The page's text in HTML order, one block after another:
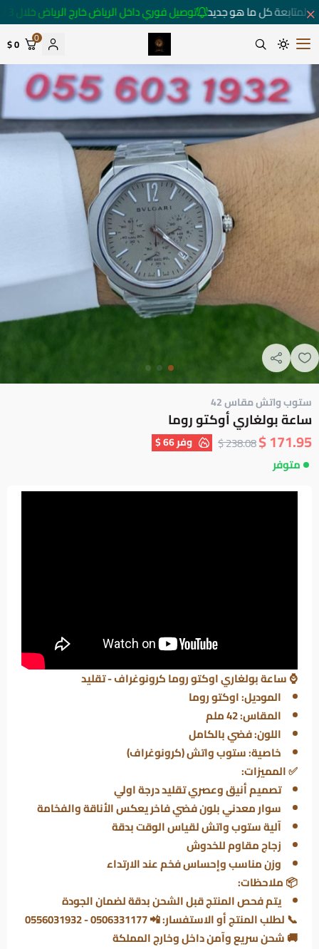
لمتابعة كل ما هو جديد توصيل فوري داخل الرياض خارج الرياض خلال 3 أيام 🚚
متجر ساعات رومانس
0
0 $
ستوب واتش مقاس 42
ساعة بولغاري أوكتو روما
171.95 $
238.08 $ وفر66 $
متوفر
⌚ساعة بولغاري اوكتو روما كرونوغراف - تقليد
الموديل: اوكتو روما
المقاس: 42 ملم
اللون: فضي بالكامل
خاصية: ستوب واتش (كرونوغراف)
✅المميزات:
تصميم أنيق وعصري تقليد درجة اولي
سوار معدني بلون فضي فاخر يعكس الأناقة والفخامة
آلية ستوب واتش لقياس الوقت بدقة
زجاج مقاوم للخدوش
وزن مناسب وإحساس فخم عند الارتداء
📦 ملاحظات:
يتم فحص المنتج قبل الشحن بدقة لضمان الجودة
📞 لطلب المنتج أو الاستفسار: 📲 0506331177 - 0556031932
🚚 شحن سريع وآمن داخل وخارج المملكة